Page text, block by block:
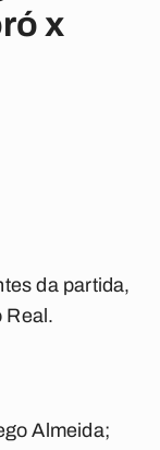
x
da partida,
Real.
Almeida;